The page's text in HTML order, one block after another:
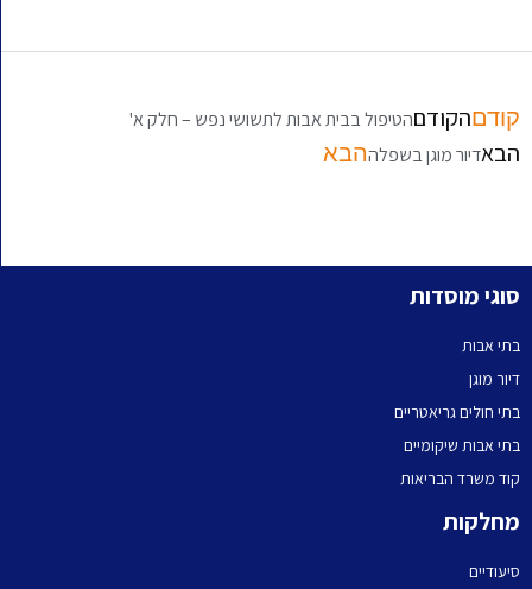
קודםהקודםהטיפול בבית אבות לתשושי נפש – חלק א'
הבאדיור מוגן בשפלההבא
סוגי מוסדות
בתי אבות
דיור מוגן
בתי חולים גריאטריים
בתי אבות שיקומיים
קוד משרד הבריאות
מחלקות
סיעודיים